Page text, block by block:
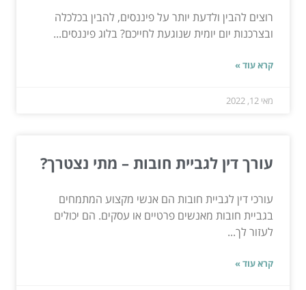
רוצים להבין ולדעת יותר על פיננסים, להבין בכלכלה
ובצרכנות יום יומית שנוגעת לחייכם? בלוג פיננסים...
קרא עוד »
מאי 12, 2022
עורך דין לגביית חובות – מתי נצטרך?
עורכי דין לגביית חובות הם אנשי מקצוע המתמחים
בגביית חובות מאנשים פרטיים או עסקים. הם יכולים
לעזור לך...
קרא עוד »